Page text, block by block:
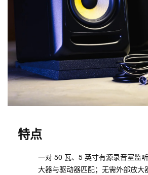
特点
一对 50 瓦、5 英寸有源录音室监
大器与驱动器匹配；无需外部放大